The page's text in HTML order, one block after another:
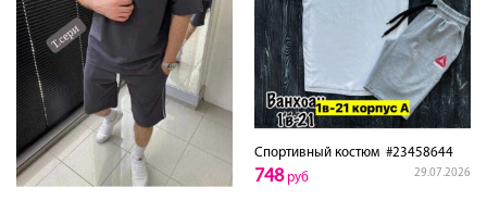
Спортивный костюм #23458644
29.07.2026
748руб